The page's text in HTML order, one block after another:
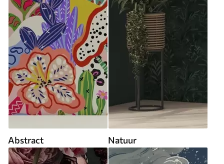
Abstract Natuur